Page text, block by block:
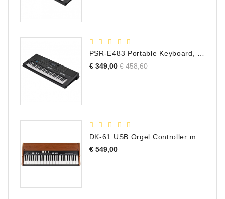
€ 349,00 Normale
€ 458,60Prijs
€ 549,00Prijs